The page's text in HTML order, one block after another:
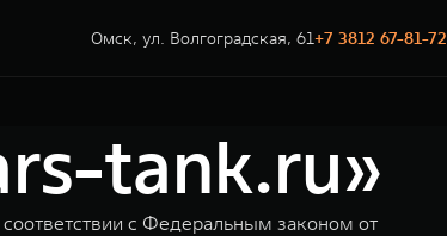
Омск, ул. Волгоградская, 61+7 3812 67-81-72
tank.ru»
с Федеральным законом от